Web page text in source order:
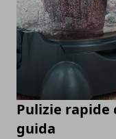
Pulizie rapide
guida